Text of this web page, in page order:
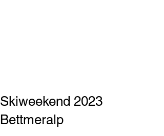
Skiweekend 2023
Bettmeralp